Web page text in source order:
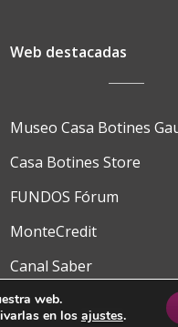
Web destacadas
Museo Casa Botines
Casa Botines Store
FUNDOS Fórum
MonteCredit
Canal Saber
FUNDOS School
web.
en los ajustes.